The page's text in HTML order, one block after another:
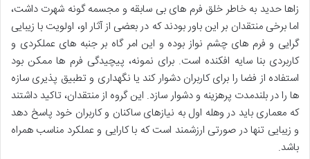
زاها حدید به خاطر خلق فرم های بی سابقه و مجسمه گونه شهرت داشت،
اما برخی منتقدان بر این باور بودند که در بعضی از آثار او، اولویت با زیبایی
گرایی و فرم های چشم نواز بوده و این امر گاه بر جنبه های عملکردی و
کاربردی بنا سایه افکنده است. برای نمونه، پیچیدگی فرم ها ممکن بود
استفاده از فضا را برای کاربران دشوار کند یا نگهداری و تطبیق پذیری سازه
ها را در بلندمدت پرهزینه و دشوار سازد. این گروه از منتقدان، تاکید داشتند
که معماری باید در وهله اول به نیازهای ساکنان و کاربران خود پاسخ دهد
و زیبایی تنها در صورتی ارزشمند است که با کارایی و عملکرد مناسب همراه
باشد.